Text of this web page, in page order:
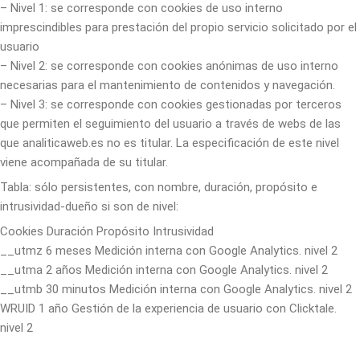
– Nivel 1: se corresponde con cookies de uso interno
imprescindibles para prestación del propio servicio solicitado por el
usuario
– Nivel 2: se corresponde con cookies anónimas de uso interno
necesarias para el mantenimiento de contenidos y navegación.
– Nivel 3: se corresponde con cookies gestionadas por terceros
que permiten el seguimiento del usuario a través de webs de las
que analiticaweb.es no es titular. La especificación de este nivel
viene acompañada de su titular.
Tabla: sólo persistentes, con nombre, duración, propósito e
intrusividad-dueño si son de nivel:
Cookies Duración Propósito Intrusividad
__utmz 6 meses Medición interna con Google Analytics. nivel 2
__utma 2 años Medición interna con Google Analytics. nivel 2
__utmb 30 minutos Medición interna con Google Analytics. nivel 2
WRUID 1 año Gestión de la experiencia de usuario con Clicktale.
nivel 2